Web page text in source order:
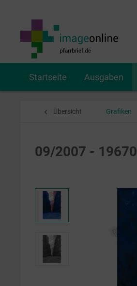
Startseite Ausgaben
Übersicht Grafiken
09/2007 - 19670